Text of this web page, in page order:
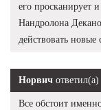
его просканирует
Нандролона
действовать новые
Норвич ответил(а)
Все обстоит